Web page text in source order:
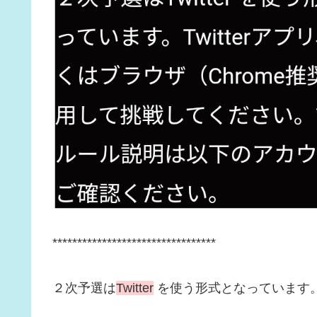
*********************************
２次予選はTwitter を使う形式となっています